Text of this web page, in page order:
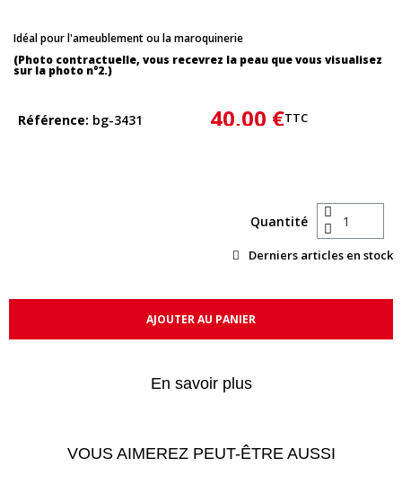
Idéal pour l'ameublement ou la maroquinerie
(Photo contractuelle, vous recevrez la peau que vous visualisez
sur la photo n°2.)
Référence bg-3431 40,00 €TTC
Quantité
Derniers articles en stock
AJOUTER AU PANIER
En savoir plus
VOUS AIMEREZ PEUT-ÊTRE AUSSI